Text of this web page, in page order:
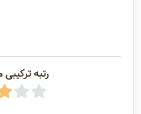
رتبه ترکیبی